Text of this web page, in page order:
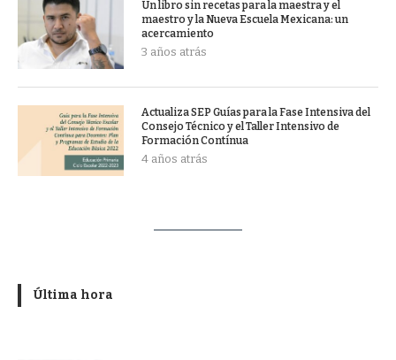
Un libro sin recetas para la maestra y el
maestro y la Nueva Escuela Mexicana: un
acercamiento
3 años atrás
Actualiza SEP Guías para la Fase Intensiva del
Consejo Técnico y el Taller Intensivo de
Formación Contínua
4 años atrás
Última hora